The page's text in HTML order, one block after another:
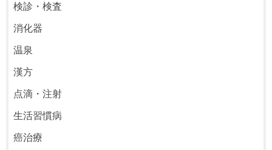
検診・検査
消化器
温泉
漢方
点滴・注射
生活習慣病
癌治療